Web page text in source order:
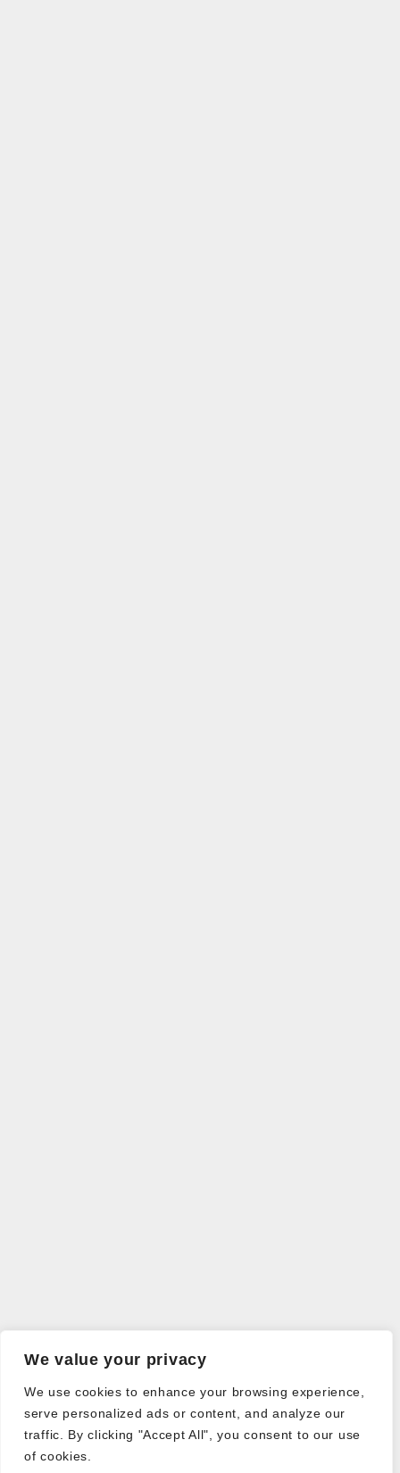
We value your privacy
We use cookies to enhance your browsing experience,
serve personalized ads or content, and analyze our
traffic. By clicking "Accept All", you consent to our use
of cookies.